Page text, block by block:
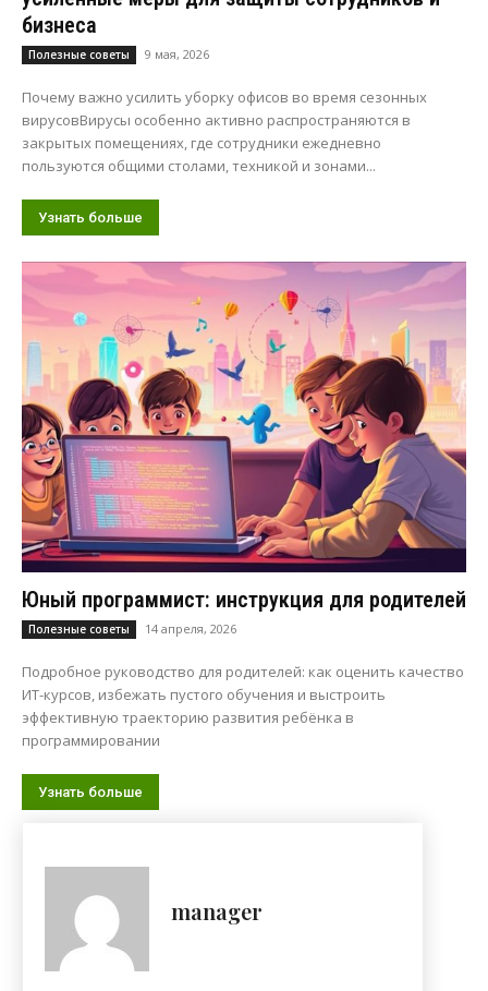
бизнеса
Полезные советы 9 мая, 2026
Почему важно усилить уборку офисов во время сезонных
вирусовВирусы особенно активно распространяются в
закрытых помещениях, где сотрудники ежедневно
пользуются общими столами, техникой и зонами...
Узнать больше
Юный программист: инструкция для родителей
Полезные советы 14 апреля, 2026
Подробное руководство для родителей: как оценить качество
ИТ-курсов, избежать пустого обучения и выстроить
эффективную траекторию развития ребёнка в
программировании
Узнать больше
manager